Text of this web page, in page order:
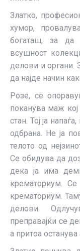
Златко,
хумор,
богаташ, за да
всушност
делови и органи.
да најде начин
Розе, се
поканува маж кој
стан. Тој ја
одбрана. Не ја
телото од
Се обидува да
дека ја има
крематориум.
крематориум.
делови.
преправајќи се
а притоа